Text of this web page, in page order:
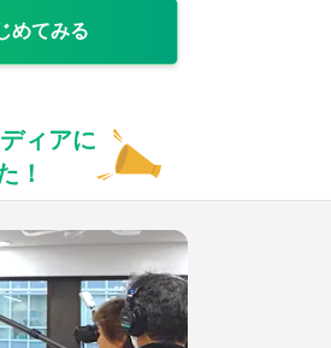
めてみる
ィアに
！